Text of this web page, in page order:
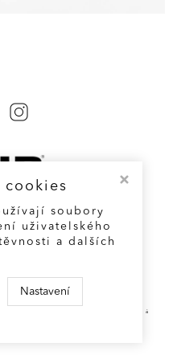
Denisa Nová
cookies
soubory
uživatelského
a dalších
Nastavení